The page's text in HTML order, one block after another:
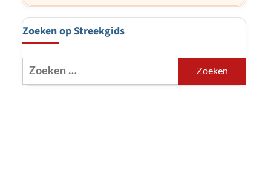
Zoeken op Streekgids
Zoeken
naar: